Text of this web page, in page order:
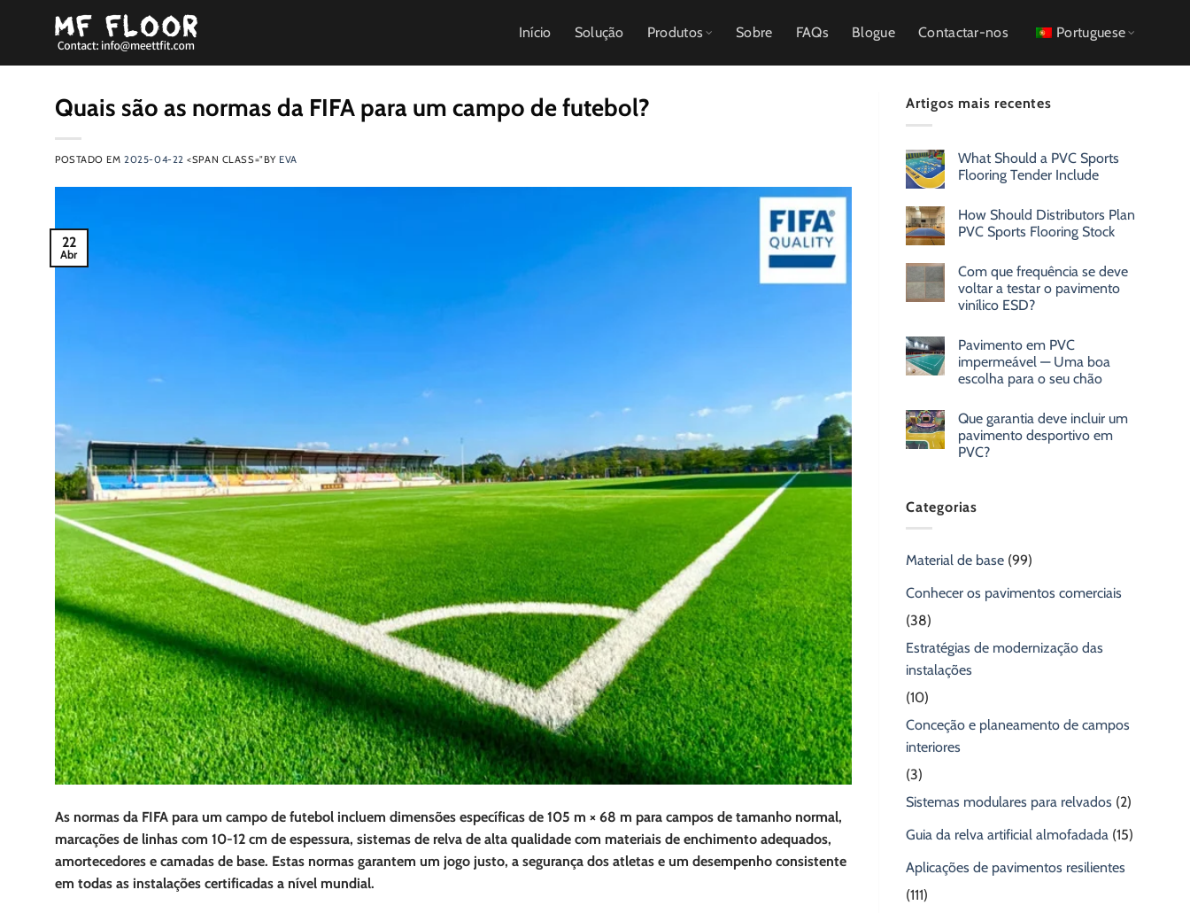
Início Solução Produtos Sobre FAQs Blogue Contactar-nos Portuguese
Quais são as normas da FIFA para um campo de futebol?
POSTADO EM2025-04-22 <SPAN CLASS="BY EVA
22
Abr
As normas da FIFA para um campo de futebol incluem dimensões específicas de 105 m × 68 m para campos de tamanho normal,
marcações de linhas com 10-12 cm de espessura, sistemas de relva de alta qualidade com materiais de enchimento adequados,
amortecedores e camadas de base. Estas normas garantem um jogo justo, a segurança dos atletas e um desempenho consistente
em todas as instalações certificadas a nível mundial.
Artigos mais recentes
What Should a PVC Sports
Flooring Tender Include
How Should Distributors Plan
PVC Sports Flooring Stock
Com que frequência se deve
voltar a testar o pavimento
vinílico ESD?
Pavimento em PVC
impermeável — Uma boa
escolha para o seu chão
Que garantia deve incluir um
pavimento desportivo em
PVC?
Categorias
Material de base (99)
Conhecer os pavimentos comerciais
(38)
Estratégias de modernização das
instalações
(10)
Conceção e planeamento de campos
interiores
(3)
Sistemas modulares para relvados (2)
Guia da relva artificial almofadada (15)
Aplicações de pavimentos resilientes
(111)